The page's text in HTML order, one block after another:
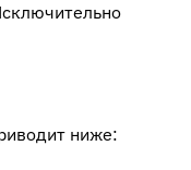
ниже: